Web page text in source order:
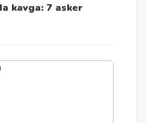
kavga: 7 asker